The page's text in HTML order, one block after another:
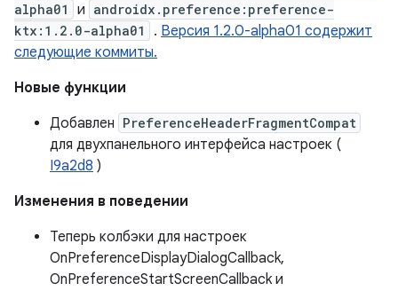
alpha01
и androidx.preference:preference-
ktx:1.2.0-alpha01
. Версия 1.2.0-alpha01 содержит
следующие коммиты.
Новые функции
Добавлен PreferenceHeaderFragmentCompat
для двухпанельного интерфейса настроек (
I9a2d8 )
Изменения в поведении
Теперь колбэки для настроек
OnPreferenceDisplayDialogCallback,
OnPreferenceStartScreenCallback и